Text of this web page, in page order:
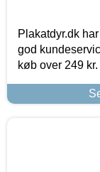
Plakatdyr.dk
god
køb over 249